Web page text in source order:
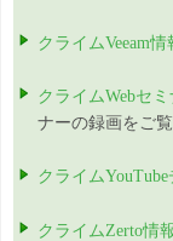
クライムVeeam情
クライムWebセ
ナーの録画をご
クライム
クライムZerto情